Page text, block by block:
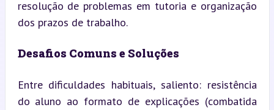
resolução de problemas em tutoria e organização
dos prazos de trabalho.
Desafios Comuns e Soluções
Entre dificuldades habituais, saliento: resistência
do aluno ao formato de explicações (combatida